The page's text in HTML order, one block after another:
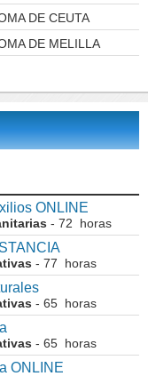
DE CEUTA
DE MELILLA
ONLINE
- 72 horas
- 77 horas
- 65 horas
- 65 horas
ONLINE